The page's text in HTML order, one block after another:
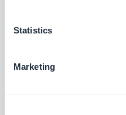
Statistics
Marketing
Artikelen sectie
spinner